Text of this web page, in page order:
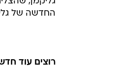
החדשה של
רוצים עוד